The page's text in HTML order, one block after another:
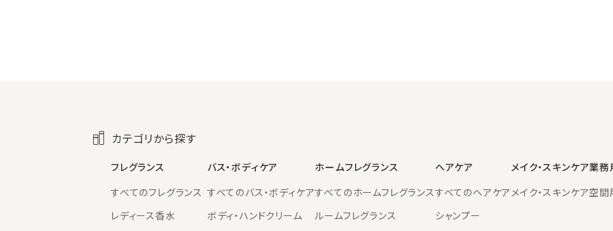
カテゴリから探す
フレグランス
すべてのフレグランス
レディース香水
バス・ボディケア
すべてのバス・ボディケア
ボディ・ハンドクリーム
ホームフレグランス
すべてのホームフレグランス
ルームフレグランス
ヘアケア
すべてのヘアケア
シャンプー
メイク・スキンケア
メイク・スキンケア
業務
空間